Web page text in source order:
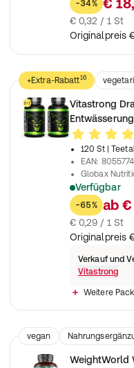
-34%
€ 0,32 / 1 St
Originalpreis
+Extra-Rabatt16
Laktosefrei
Glutenfrei
Vitastrong
120 St
|
EAN:
Globax
Verfügbar
Natürliches
-65% ab €
€ 0,29 / 1 St
Originalpreis
Verkauf und
Vitastrong
Weitere
vegan
WeightWorld